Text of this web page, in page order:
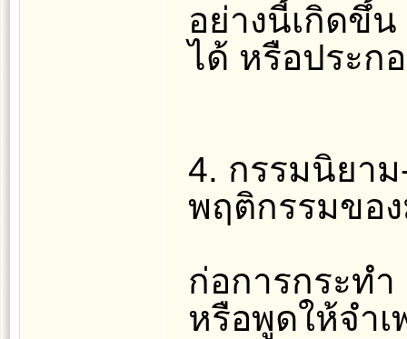
อย่างนี้เกิดขึ้น
ได้ หรือประก
4. กรรมนิยา
พฤติกรรมขอ
ก่อการกระท
หรือพูดให้จำเ